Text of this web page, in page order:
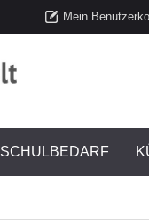
Mein
SCHULBEDARF